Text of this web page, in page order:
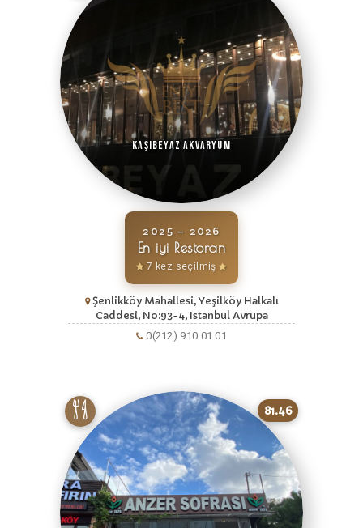
Kaşıbeyaz Akvaryum
2025 – 2026
En iyi Restoran
7 kez seçilmiş
Şenlikköy Mahallesi, Yeşilköy Halkalı
Caddesi, No:93-4, Istanbul Avrupa
0(212) 910 01 01
81.46